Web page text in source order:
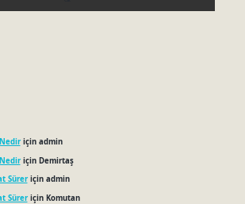
için admin
için Demirtaş
Süreriçin admin
Süreriçin Komutan